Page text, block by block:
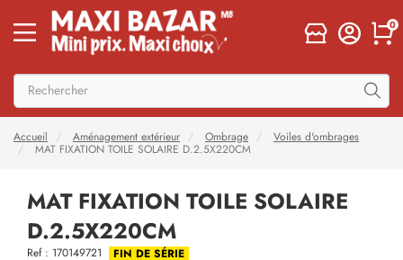
0
Accueil Aménagement extérieur Ombrage
Voiles d'ombrages
MAT FIXATION TOILE SOLAIRE D.2.5X220CM
MAT FIXATION TOILE SOLAIRE
D.2.5X220CM
Ref : 170149721 FIN DE SÉRIE